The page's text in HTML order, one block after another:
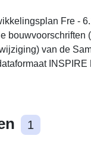
Fre -
bouwvoorschriften
van de
INSPIRE
1